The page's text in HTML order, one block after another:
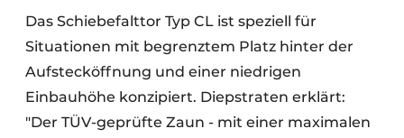
Das Schiebefalttor Typ CL ist speziell für
Situationen mit begrenztem Platz hinter der
Aufstecköffnung und einer niedrigen
Einbauhöhe konzipiert. Diepstraten erklärt:
"Der TÜV-geprüfte Zaun - mit einer maximalen